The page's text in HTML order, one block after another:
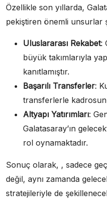
Özellikle son yıllarda,
pekiştiren önemli unsurlar
Uluslararası Rekabet:
büyük takımlarıyla
kanıtlamıştır.
Başarılı Transferler:
transferlerle
Altyapı Yatırımları:
Galatasaray’ın
rol oynamaktadır.
Sonuç olarak, , sadece
değil, aynı zamanda
stratejileriyle de